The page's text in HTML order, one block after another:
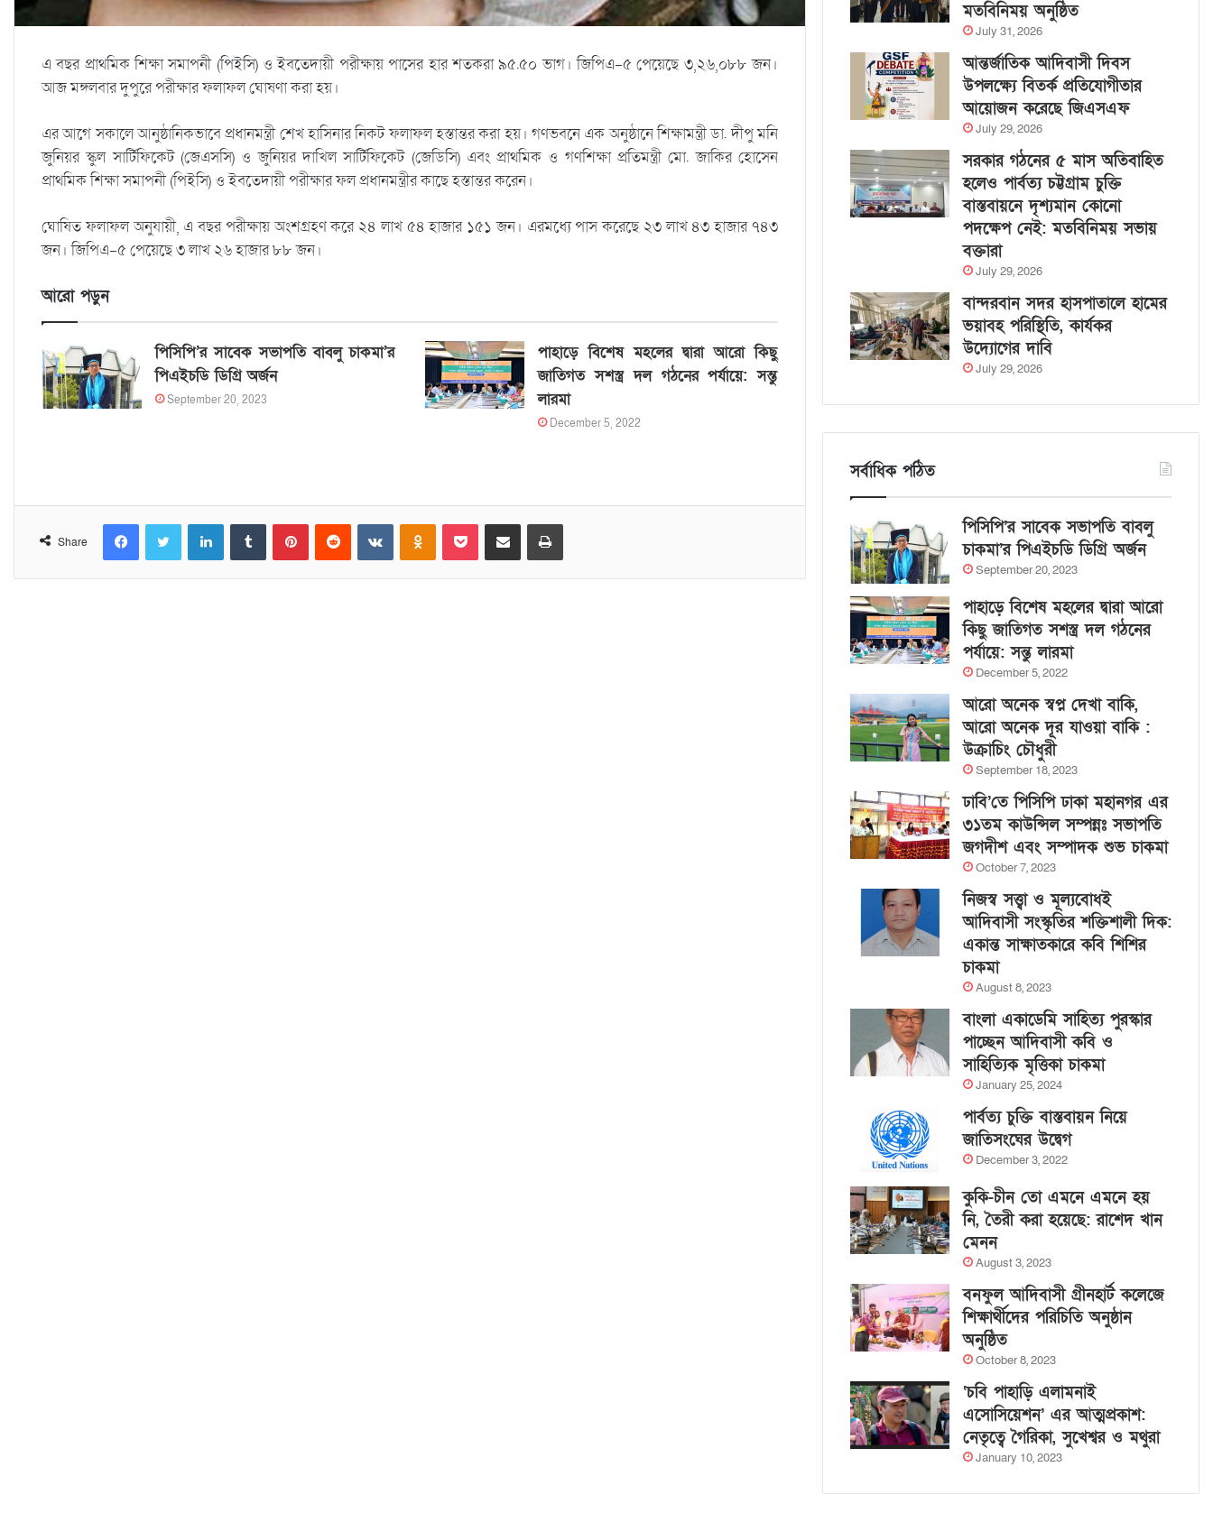
এ বছর প্রাথমিক শিক্ষা সমাপনী (পিইসি) ও ইবতেদায়ী পরীক্ষায় পাসের হার শতকরা ৯৫.৫০ ভাগ। জিপিএ-৫ পেয়েছে ৩,২৬,০৮৮ জন।
আজ মঙ্গলবার দুপুরে পরীক্ষার ফলাফল ঘোষণা করা হয়।
এর আগে সকালে আনুষ্ঠানিকভাবে প্রধানমন্ত্রী শেখ হাসিনার নিকট ফলাফল হস্তান্তর করা হয়। গণভবনে এক অনুষ্ঠানে শিক্ষামন্ত্রী ডা. দীপু মনি
জুনিয়র স্কুল সার্টিফিকেট (জেএসসি) ও জুনিয়র দাখিল সার্টিফিকেট (জেডিসি) এবং প্রাথমিক ও গণশিক্ষা প্রতিমন্ত্রী মো. জাকির হোসেন
প্রাথমিক শিক্ষা সমাপনী (পিইসি) ও ইবতেদায়ী পরীক্ষার ফল প্রধানমন্ত্রীর কাছে হস্তান্তর করেন।
ঘোষিত ফলাফল অনুযায়ী, এ বছর পরীক্ষায় অংশগ্রহণ করে ২৪ লাখ ৫৪ হাজার ১৫১ জন। এরমধ্যে পাস করেছে ২৩ লাখ ৪৩ হাজার ৭৪৩
জন। জিপিএ-৫ পেয়েছে ৩ লাখ ২৬ হাজার ৮৮ জন।
আরো পড়ুন
পিসিপি’র সাবেক সভাপতি বাবলু চাকমা’র
পিএইচডি ডিগ্রি অর্জন
September 20, 2023
পাহাড়ে বিশেষ মহলের দ্বারা আরো কিছু
জাতিগত সশস্ত্র দল গঠনের পর্যায়ে: সন্তু
লারমা
December 5, 2022
Share
মতবিনিময় অনুষ্ঠিত
July 31, 2026
আন্তর্জাতিক আদিবাসী দিবস
উপলক্ষ্যে বিতর্ক প্রতিযোগীতার
আয়োজন করেছে জিএসএফ
July 29, 2026
সরকার গঠনের ৫ মাস অতিবাহিত
হলেও পার্বত্য চট্টগ্রাম চুক্তি
বাস্তবায়নে দৃশ্যমান কোনো
পদক্ষেপ নেই: মতবিনিময় সভায়
বক্তারা
July 29, 2026
বান্দরবান সদর হাসপাতালে হামের
ভয়াবহ পরিস্থিতি, কার্যকর
উদ্যোগের দাবি
July 29, 2026
সর্বাধিক পঠিত
পিসিপি’র সাবেক সভাপতি বাবলু
চাকমা’র পিএইচডি ডিগ্রি অর্জন
September 20, 2023
পাহাড়ে বিশেষ মহলের দ্বারা আরো
কিছু জাতিগত সশস্ত্র দল গঠনের
পর্যায়ে: সন্তু লারমা
December 5, 2022
আরো অনেক স্বপ্ন দেখা বাকি,
আরো অনেক দূর যাওয়া বাকি :
উক্রাচিং চৌধুরী
September 18, 2023
ঢাবি’তে পিসিপি ঢাকা মহানগর এর
৩১তম কাউন্সিল সম্পন্নঃ সভাপতি
জগদীশ এবং সম্পাদক শুভ চাকমা
October 7, 2023
নিজস্ব সত্ত্বা ও মূল্যবোধই
আদিবাসী সংস্কৃতির শক্তিশালী দিক:
একান্ত সাক্ষাতকারে কবি শিশির
চাকমা
August 8, 2023
বাংলা একাডেমি সাহিত্য পুরস্কার
পাচ্ছেন আদিবাসী কবি ও
সাহিত্যিক মৃত্তিকা চাকমা
January 25, 2024
পার্বত্য চুক্তি বাস্তবায়ন নিয়ে
জাতিসংঘের উদ্বেগ
December 3, 2022
কুকি-চীন তো এমনে এমনে হয়
নি, তৈরী করা হয়েছে: রাশেদ খান
মেনন
August 3, 2023
বনফুল আদিবাসী গ্রীনহার্ট কলেজে
শিক্ষার্থীদের পরিচিতি অনুষ্ঠান
অনুষ্ঠিত
October 8, 2023
‘চবি পাহাড়ি এলামনাই
এসোসিয়েশন’ এর আত্মপ্রকাশ:
নেতৃত্বে গৈরিকা, সুখেশ্বর ও মথুরা
January 10, 2023